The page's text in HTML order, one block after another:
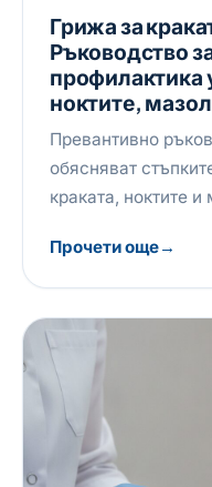
Грижа за
Ръководство
профилактика
ноктите,
Превантивно
обясняват
краката, ноктите
Прочети още